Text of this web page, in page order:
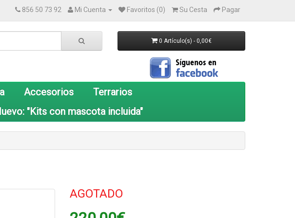
856 50 73 92 Mi Cuenta Favoritos (0) Su Cesta Pagar
0 Artículo(s) - 0,00€
Accesorios
Terrarios
"Kits con mascota incluida"
AGOTADO